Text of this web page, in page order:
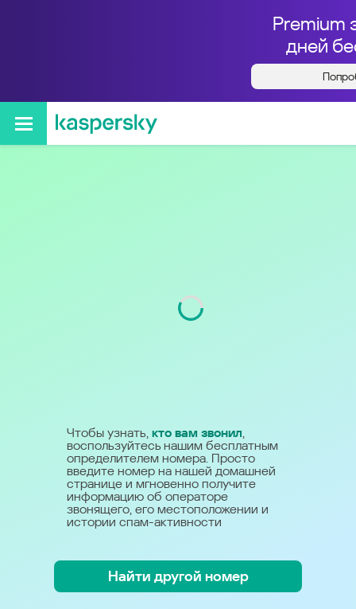
Premium
дней
Кто звонил с номера
+74951200403
Чтобы узнать, кто вам звонил,
воспользуйтесь нашим бесплатным
определителем номера. Просто
введите номер на нашей домашней
странице и мгновенно получите
информацию об операторе
звонящего, его местоположении и
истории спам-активности
Найти другой номер